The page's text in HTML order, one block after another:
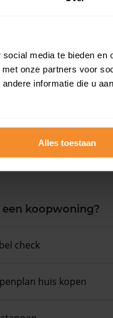
media te bieden en
onze partners voor
informatie die u
Alles toestaan
rapport
WOZ-waarde
een koopwoning?
check
huis kopen